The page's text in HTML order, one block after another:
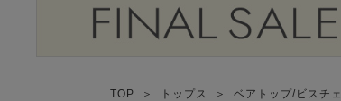
TOP ＞ トップス ＞ ベアトップ/ビスチェ